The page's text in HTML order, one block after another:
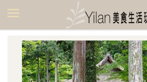
美食集
美飲集
廚房集